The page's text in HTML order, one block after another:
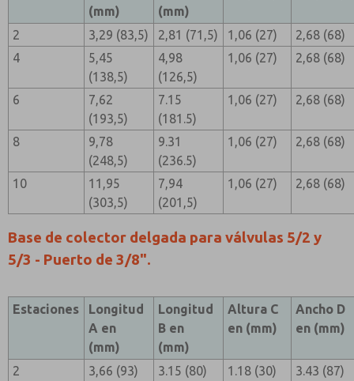
(mm)
(mm)
2 3,29 (83,5) 2,81 (71,5) 1,06 (27)
2,68 (68)
4
5,45
(138,5)
4,98
(126,5)
1,06 (27) 2,68 (68)
6
7,62
(193,5)
7.15
(181.5)
1,06 (27) 2,68 (68)
8
9,78
(248,5)
9.31
(236.5)
1,06 (27) 2,68 (68)
10
11,95
(303,5)
7,94
(201,5)
1,06 (27) 2,68 (68)
Base de colector delgada para válvulas 5/2 y
5/3 - Puerto de 3/8".
Estaciones
Longitud
A en
(mm)
Longitud
B en
(mm)
Altura C
en (mm)
Ancho D
en (mm)
2 3,66 (93) 3.15 (80) 1.18 (30)
3.43 (87)